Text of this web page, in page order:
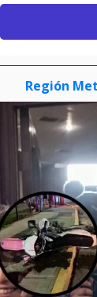
Región